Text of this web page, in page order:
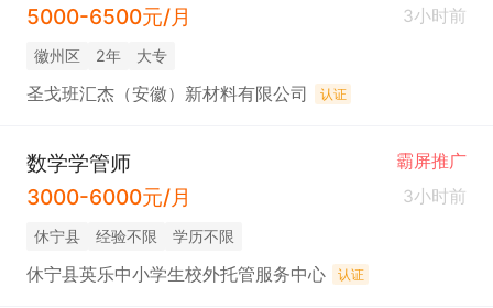
5000-6500元/月 3小时前
徽州区 2年 大专
圣戈班汇杰（安徽）新材料有限公司 认证
数学学管师 霸屏推广
3000-6000元/月 3小时前
休宁县 经验不限 学历不限
休宁县英乐中小学生校外托管服务中心 认证